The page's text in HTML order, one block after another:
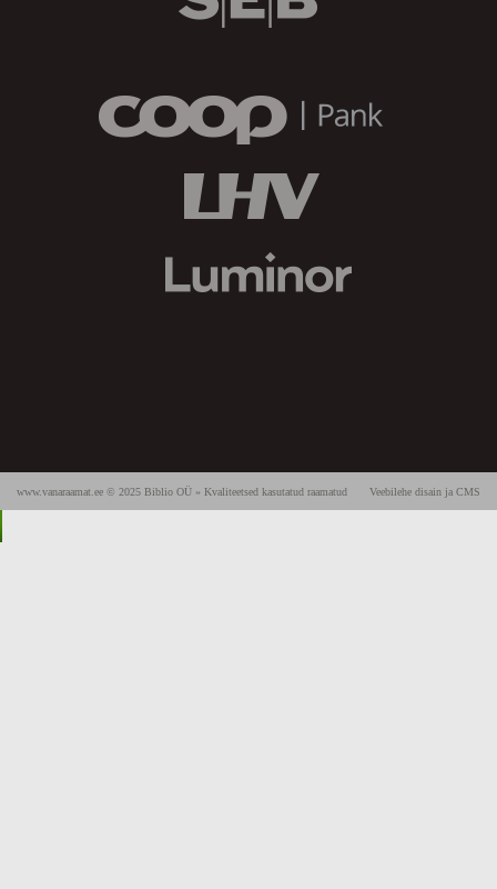
Veebilehe disain ja CMS
www.vanaraamat.ee © 2025 Biblio OÜ » Kvaliteetsed kasutatud raamatud